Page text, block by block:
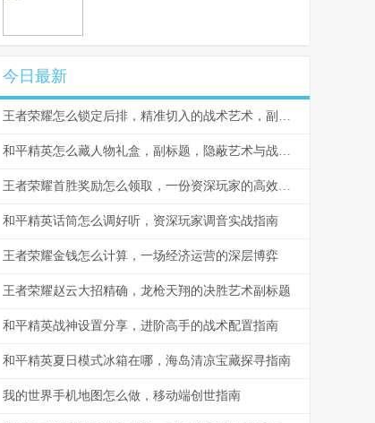
今日最新
王者荣耀怎么锁定后排，精准切入的战术艺术，副标题，脆皮噩梦与团战胜负手
和平精英怎么藏人物礼盒，副标题，隐蔽艺术与战术博弈
王者荣耀首胜奖励怎么领取，一份资深玩家的高效指南，副标题，揭秘每日第一胜的隐藏技巧与深远意义
和平精英话筒怎么调好听，资深玩家调音实战指南
王者荣耀金钱怎么计算，一场经济运营的深层博弈
王者荣耀赵云大招精确，龙枪天翔的决胜艺术副标题
和平精英战神设置分享，进阶高手的战术配置指南
和平精英夏日模式冰箱在哪，海岛清凉宝藏探寻指南
我的世界手机地图怎么做，移动端创世指南